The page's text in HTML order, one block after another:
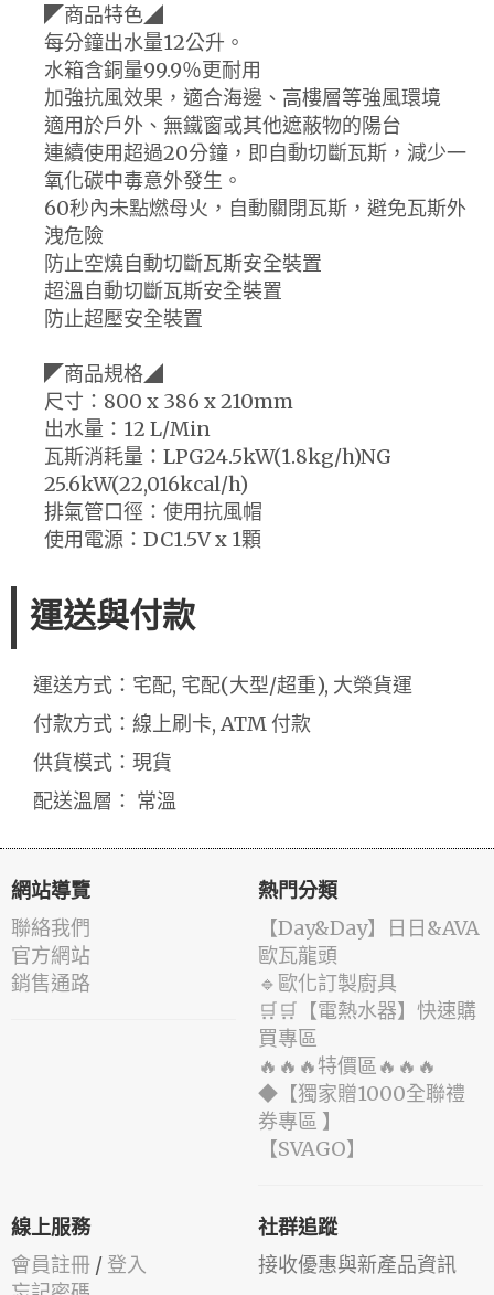
◤商品特色◢
每分鐘出水量12公升。
水箱含銅量99.9％更耐用
加強抗風效果，適合海邊、高樓層等強風環境
適用於戶外、無鐵窗或其他遮蔽物的陽台
連續使用超過20分鐘，即自動切斷瓦斯，減少一
氧化碳中毒意外發生。
60秒內未點燃母火，自動關閉瓦斯，避免瓦斯外
洩危險
防止空燒自動切斷瓦斯安全裝置
超溫自動切斷瓦斯安全裝置
防止超壓安全裝置
◤商品規格◢
尺寸：800 x 386 x 210mm
出水量：12 L/Min
瓦斯消耗量：LPG24.5kW(1.8kg/h)NG
25.6kW(22,016kcal/h)
排氣管口徑：使用抗風帽
使用電源：DC1.5V x 1顆
運送與付款
運送方式：宅配, 宅配(大型/超重), 大榮貨運
付款方式：線上刷卡, ATM 付款
供貨模式：現貨
配送溫層： 常溫
網站導覽
聯絡我們
官方網站
銷售通路
熱門分類
️【Day&Day】️日日&AVA
歐瓦龍頭
🔹歐化訂製廚具
🛒🛒【電熱水器】快速購
買專區
🔥🔥🔥特價區🔥🔥🔥
◆【獨家贈1000全聯禮
券專區 】
️【SVAGO】️
線上服務
會員註冊 / 登入
社群追蹤
接收優惠與新產品資訊